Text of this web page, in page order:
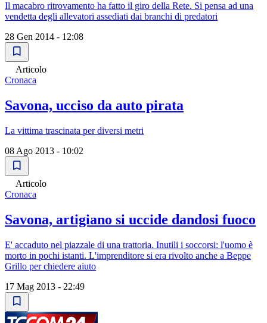
Il macabro ritrovamento ha fatto il giro della Rete. Si pensa ad una
vendetta degli allevatori assediati dai branchi di predatori
28 Gen 2014 - 12:08
Articolo
Cronaca
Savona, ucciso da auto pirata
La vittima trascinata per diversi metri
08 Ago 2013 - 10:02
Articolo
Cronaca
Savona, artigiano si uccide dandosi fuoco
E' accaduto nel piazzale di una trattoria. Inutili i soccorsi: l'uomo è
morto in pochi istanti. L'imprenditore si era rivolto anche a Beppe
Grillo per chiedere aiuto
17 Mag 2013 - 22:49